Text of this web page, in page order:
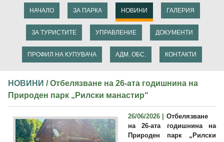
НАЧАЛО ЗА ПАРКА НОВИНИ
ЗА ТУРИСТИТЕ УПРАВЛЕНИЕ
ПРОФИЛ НА КУПУВАЧА
ДОКУМЕНТИ
ГАЛЕРИЯ
АДМ. ОБС. КОНТАКТИ
НОВИНИ / Отбелязване на 26-ата годишнина на
Природен парк „Рилски манастир“
26/06/2026 |
Отбелязване
на 26-ата годишнина на
Природен парк „Рилски